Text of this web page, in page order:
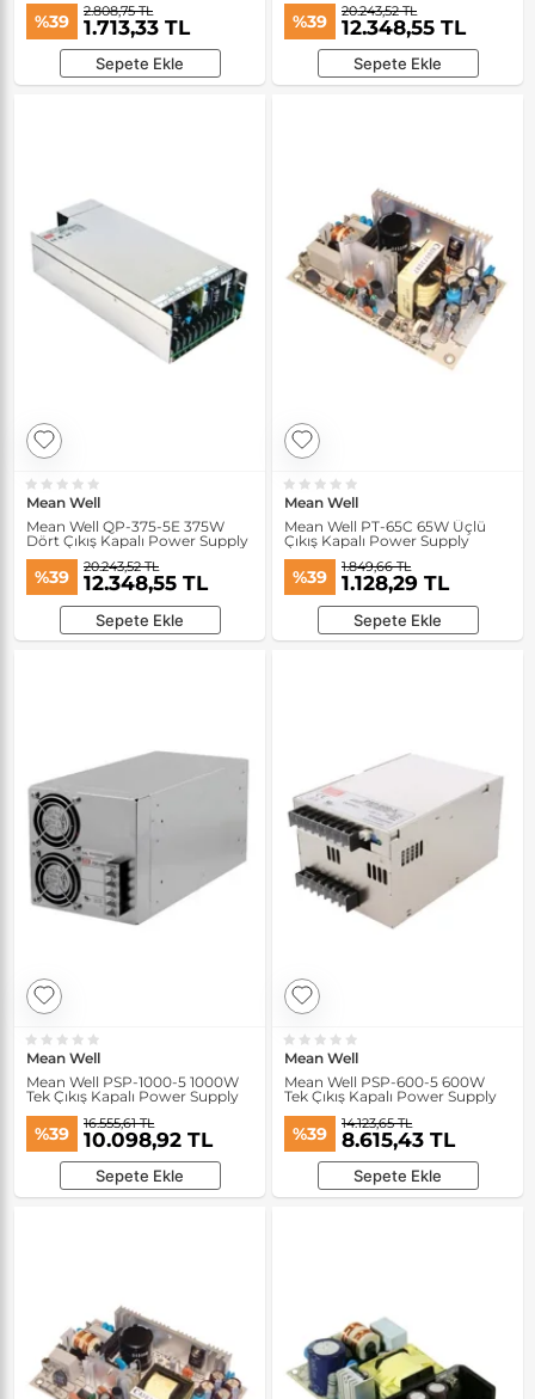
%39 2.808,75 TL
1.713,33 TL
Sepete Ekle
%39 20.243,52 TL
12.348,55 TL
Sepete Ekle
Mean Well
Mean Well QP-375-5E 375W
Dört Çıkış Kapalı Power Supply
%39 20.243,52 TL
12.348,55 TL
Sepete Ekle
Mean Well
Mean Well PT-65C 65W Üçlü
Çıkış Kapalı Power Supply
%39 1.849,66 TL
1.128,29 TL
Sepete Ekle
Mean Well
Mean Well PSP-1000-5 1000W
Tek Çıkış Kapalı Power Supply
%39 16.555,61 TL
10.098,92 TL
Sepete Ekle
Mean Well
Mean Well PSP-600-5 600W
Tek Çıkış Kapalı Power Supply
%39 14.123,65 TL
8.615,43 TL
Sepete Ekle